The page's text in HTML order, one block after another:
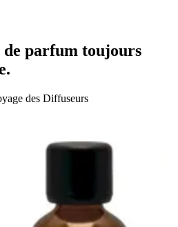
parfum toujours
des Diffuseurs